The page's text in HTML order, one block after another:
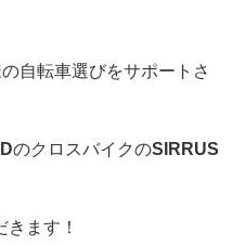
自転車選びをサポートさ
のクロスバイクのSIRRUS
きます！